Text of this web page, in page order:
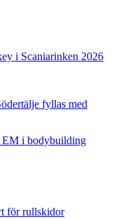
i Scaniarinken 2026
EM i bodybuilding
för rullskidor